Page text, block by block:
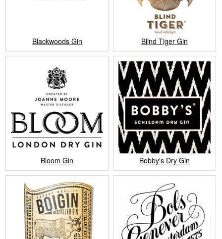
Blackwoods Gin Blind Tiger Gin
Bloom Gin Bobby's Dry Gin